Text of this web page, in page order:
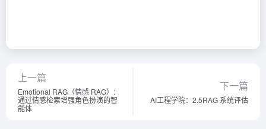
上一篇
Emotional RAG（情感 RAG）:
通过情感检索增强角色扮演的智
能体
下一篇
AI工程学院：2.5RAG 系统评估